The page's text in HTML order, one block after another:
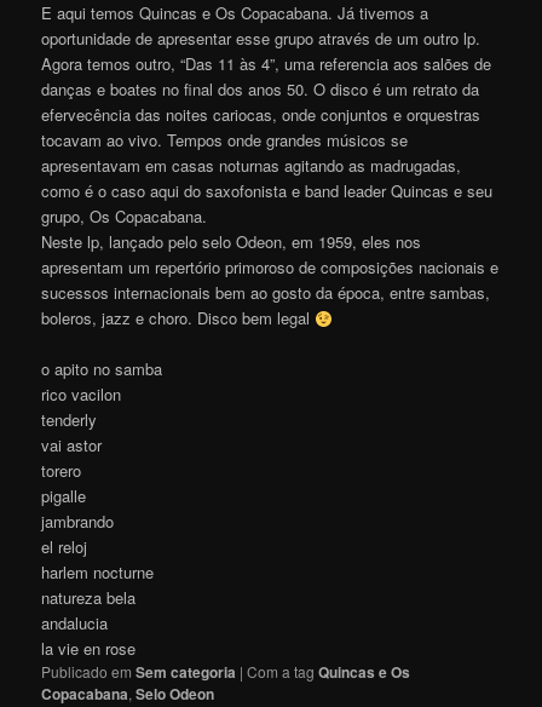
E aqui temos Quincas e Os Copacabana. Já tivemos a
oportunidade de apresentar esse grupo através de um outro lp.
Agora temos outro, “Das 11 às 4”, uma referencia aos salões de
danças e boates no final dos anos 50. O disco é um retrato da
efervecência das noites cariocas, onde conjuntos e orquestras
tocavam ao vivo. Tempos onde grandes músicos se
apresentavam em casas noturnas agitando as madrugadas,
como é o caso aqui do saxofonista e band leader Quincas e seu
grupo, Os Copacabana.
Neste lp, lançado pelo selo Odeon, em 1959, eles nos
apresentam um repertório primoroso de composições nacionais e
sucessos internacionais bem ao gosto da época, entre sambas,
boleros, jazz e choro. Disco bem legal
o apito no samba
rico vacilon
tenderly
vai astor
torero
pigalle
jambrando
el reloj
harlem nocturne
natureza bela
andalucia
la vie en rose
Publicado em Sem categoria |Com a tagQuincas e Os
Copacabana,Selo Odeon